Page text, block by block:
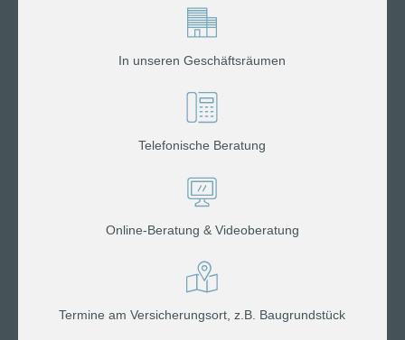
In unseren Geschäftsräumen
Telefonische Beratung
Online-Beratung & Videoberatung
Termine am Versicherungsort, z.B. Baugrundstück